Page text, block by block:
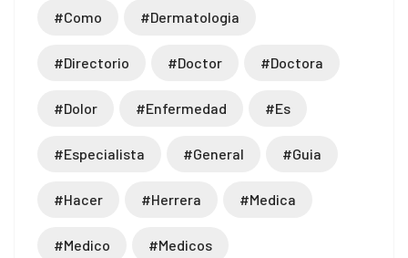
#como #dermatologia
#directorio #doctor #doctora
#dolor #enfermedad #es
#especialista #general #guia
#hacer #herrera #medica
#medico #medicos